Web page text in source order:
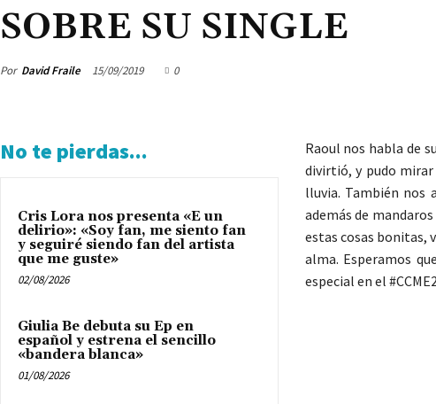
SOBRE SU SINGLE
Por David Fraile 15/09/2019 0
No te pierdas...
Cris Lora nos presenta «E un
delirio»: «Soy fan, me siento fan
y seguiré siendo fan del artista
que me guste»
02/08/2026
Giulia Be debuta su Ep en
español y estrena el sencillo
«bandera blanca»
01/08/2026
Raoul nos habla de
divirtió, y pudo
lluvia. También nos
además de
estas cosas bonitas,
alma. Esperamos
especial en el